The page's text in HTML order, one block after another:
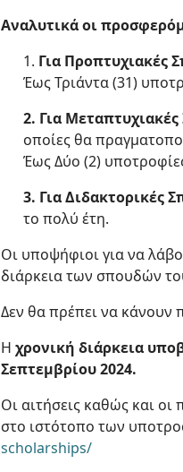
Αναλυτικά οι
1. Για Προπτυχιακές
Έως Τριάντα (31)
2. Για
οποίες θα
Έως Δύο (2)
3. Για Διδακτορικές
το πολύ έτη.
Οι υποψήφιοι για να
διάρκεια των σπουδών
Δεν θα πρέπει να κάνουν
Ηχρονική διάρκεια
Σεπτεμβρίου 2024.
Οι αιτήσεις καθώς και
στο ιστότοπο των
scholarships/